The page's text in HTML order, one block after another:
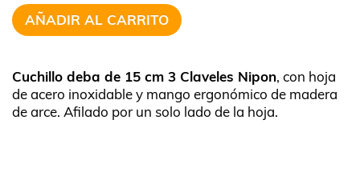
AÑADIR AL CARRITO
Cuchillo deba de 15 cm 3 Claveles Nipon, con hoja
de acero inoxidable y mango ergonómico de madera
de arce. Afilado por un solo lado de la hoja.